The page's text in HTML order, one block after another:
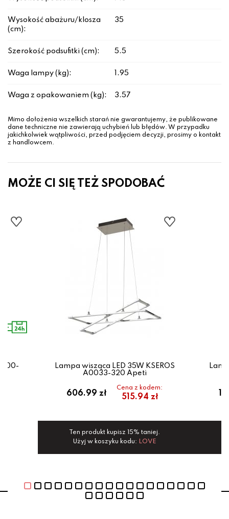
Wysokość abażuru/klosza
(cm):
35
Szerokość podsufitki (cm): 5.5
Waga lampy (kg): 1.95
Waga z opakowaniem (kg): 3.57
Mimo dołożenia wszelkich starań nie gwarantujemy, że publikowane
dane techniczne nie zawierają uchybień lub błędów. W przypadku
jakichkolwiek wątpliwości, przed podjęciem decyzji, prosimy o kontakt
z handlowcem.
MOŻE CI SIĘ TEŻ SPODOBAĆ
Lampa wisząca LED 35W KSEROS
A0033-320 Apeti
606.99 zł
Cena z kodem:
515.94 zł
Ten produkt kupisz 15% taniej.
Użyj w koszyku kodu: LOVE